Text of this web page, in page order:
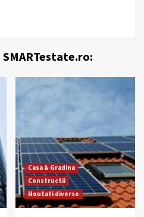
Casa & Gradina
Constructii
Noutati diverse